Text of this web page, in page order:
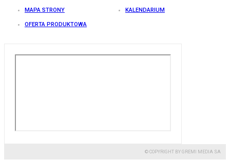
MAPA STRONY KALENDARIUM
OFERTA PRODUKTOWA
© COPYRIGHT BY GREMI MEDIA SA